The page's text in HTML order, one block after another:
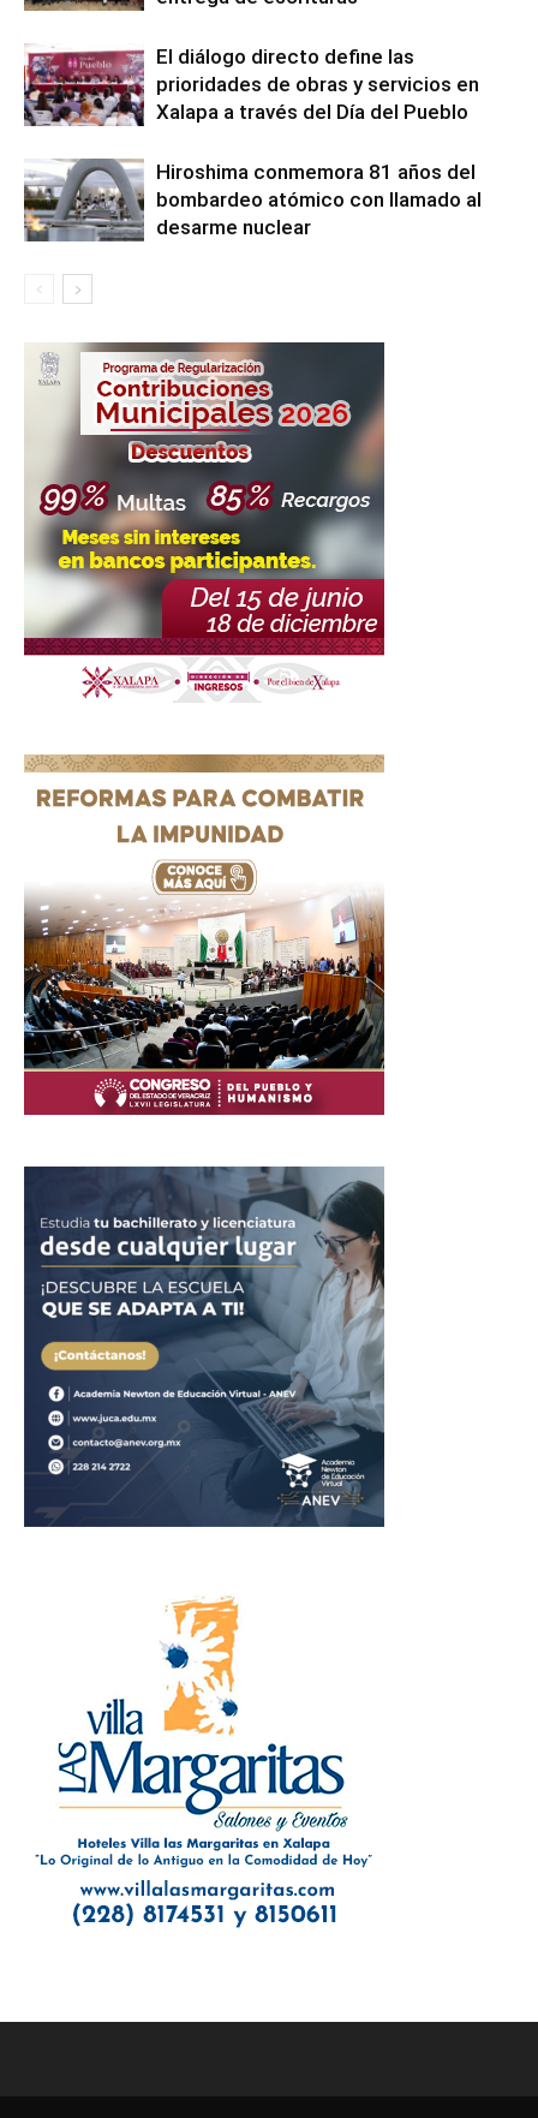
El diálogo directo define las
prioridades de obras y servicios en
Xalapa a través del Día del Pueblo
Hiroshima conmemora 81 años del
bombardeo atómico con llamado al
desarme nuclear